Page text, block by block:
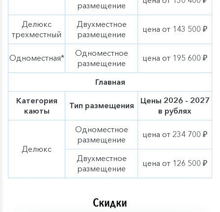
размещение
Делюкс
трехместный
Двухместное
размещение
цена от 143 500 ₽
Одноместная*
Одноместное
размещение
цена от 195 600 ₽
Главная
Категория
каюты
Тип размещения
Цены 2026 - 2027
в рублях
Делюкс
Одноместное
размещение
цена от 234 700 ₽
Двухместное
размещение
цена от 126 500 ₽
Скидки